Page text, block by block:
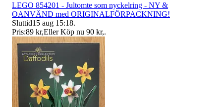
LEGO 854201 - Jultomte som nyckelring - NY &
OANVÄND med ORIGINALFÖRPACKNING!
Sluttid15 aug 15:18.
Pris:89 kr,Eller Köp nu 90 kr,.